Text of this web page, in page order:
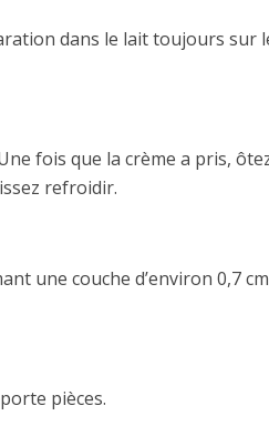
dans le lait toujours sur
fois que la crème a pris,
refroidir.
une couche d’environ 0,7 cm
pièces.